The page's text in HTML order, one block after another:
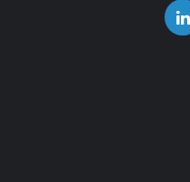
لينكدإن